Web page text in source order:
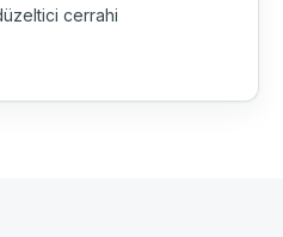
cerrahi